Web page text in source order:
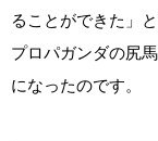
ることができた」
プロパガンダの尻
になったのです。